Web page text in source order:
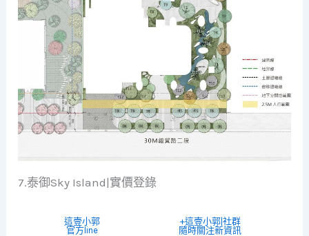
7.泰御Sky Island|實價登錄
這壹小郭
官方line
+這壹小郭|社群
隨時關注新資訊